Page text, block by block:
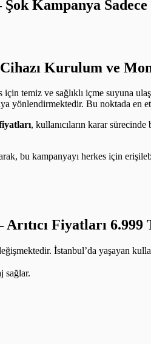
Kampanya
Kurulum ve
için temiz ve sağlıklı içme suyuna
yönlendirmektedir. Bu noktada en
fiyatları, kullanıcıların karar
bu kampanyayı herkes için
Arıtıcı Fiyatları 6.999
İstanbul’da yaşayan
sağlar.